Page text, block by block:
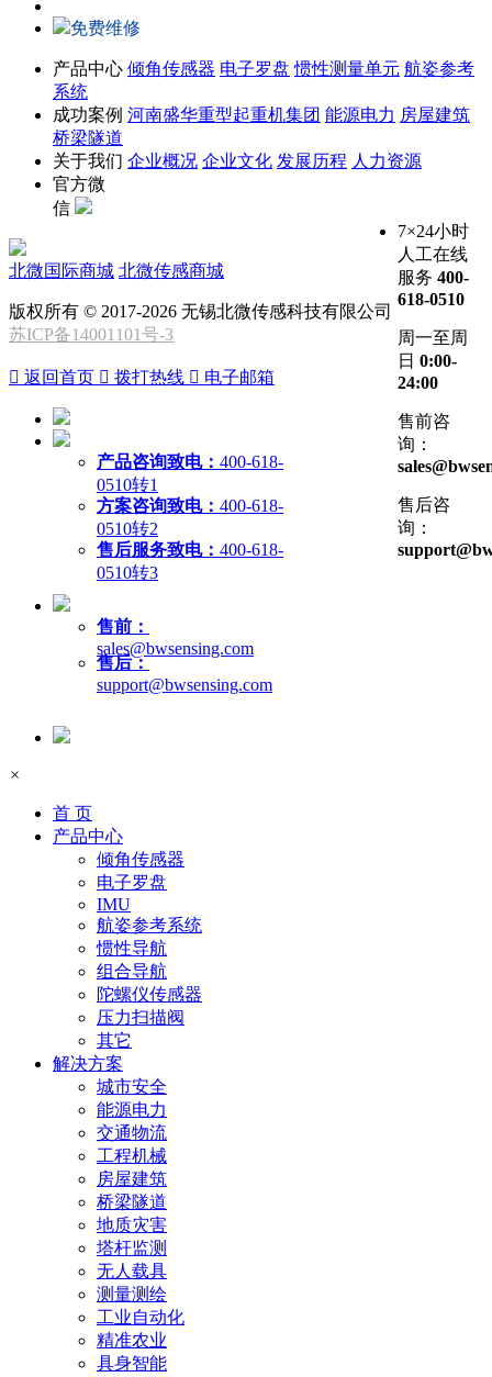
免费维修
产品中心 倾角传感器 电子罗盘 惯性测量单元 航姿参考
系统
成功案例 河南盛华重型起重机集团 能源电力 房屋建筑
桥梁隧道
关于我们 企业概况 企业文化 发展历程 人力资源
官方微
信
7×24小时
人工在线
服务 400-
618-0510
周一至周
日 0:00-
24:00
售前咨
询：
售后咨
询：
北微国际商城 北微传感商城
版权所有 © 2017-2026 无锡北微传感科技有限公司
苏ICP备14001101号-3
 返回首页  拨打热线  电子邮箱
产品咨询致电： 400-618-
0510转1
方案咨询致电： 400-618-
0510转2
售后服务致电： 400-618-
0510转3
售前：
sales@bwsensing.com
售后：
support@bwsensing.com
×
首 页
产品中心
倾角传感器
电子罗盘
IMU
航姿参考系统
惯性导航
组合导航
陀螺仪传感器
压力扫描阀
其它
解决方案
城市安全
能源电力
交通物流
工程机械
房屋建筑
桥梁隧道
地质灾害
塔杆监测
无人载具
测量测绘
工业自动化
精准农业
具身智能